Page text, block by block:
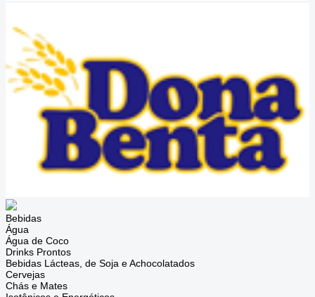
Bebidas
Água
Água de Coco
Drinks Prontos
Bebidas Lácteas, de Soja e Achocolatados
Cervejas
Chás e Mates